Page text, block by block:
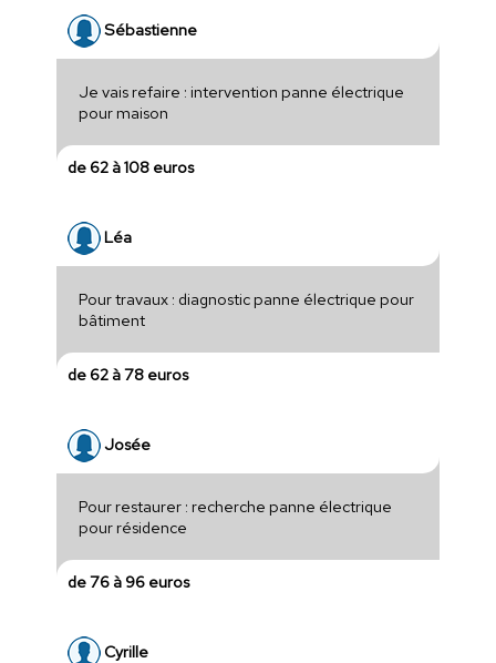
Sébastienne
Je vais refaire : intervention panne électrique
pour maison
de 62 à 108 euros
Léa
Pour travaux : diagnostic panne électrique pour
bâtiment
de 62 à 78 euros
Josée
Pour restaurer : recherche panne électrique
pour résidence
de 76 à 96 euros
Cyrille